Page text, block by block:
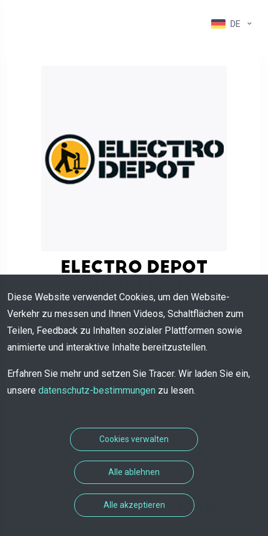
DE
ELECTRO DEPOT
ANDERLECHT
Kein Angebot vorhanden
Terminlösung entwickelt von
Diese Website verwendet Cookies, um den Website-
Verkehr zu messen und Ihnen Videos, Schaltflächen zum
Teilen, Feedback zu Inhalten sozialer Plattformen sowie
animierte und interaktive Inhalte bereitzustellen.
Erfahren Sie mehr und setzen Sie Tracer. Wir laden Sie ein,
unsere datenschutz-bestimmungen zu lesen.
Cookies verwalten
Alle ablehnen
Alle akzeptieren